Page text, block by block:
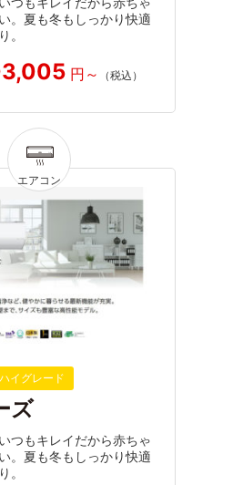
。夏も冬もしっかり快適
。
ハイグレード
ズ
つもキレイだから赤ちゃ
。夏も冬もしっかり快適
。